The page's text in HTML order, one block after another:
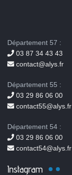
Département 57 :
03 87 34 43 43
contact@alys.fr
Département 55 :
03 29 86 06 00
contact55@alys.fr
Département 54 :
03 29 86 06 00
contact54@alys.fr
Instagram